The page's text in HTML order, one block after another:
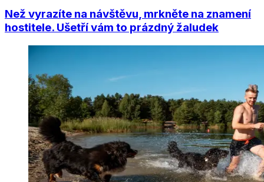
Než vyrazíte na návštěvu, mrkněte na znamení
hostitele. Ušetří vám to prázdný žaludek